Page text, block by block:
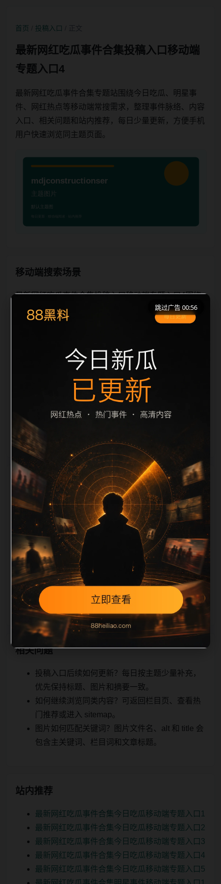
首页 投稿入口
最新网红吃瓜事件合集投稿入口移动端
专题入口4
最新网红吃瓜事件合集专题站围绕今日吃瓜、明星事
件、网红热点等移动端常搜需求，整理事件脉络、内容
入口、相关问题和站内推荐，每日少量更新，方便手机
用户快速浏览同主题页面。
移动端搜索场景
最新网红吃瓜事件合集投稿入口移动端专题入口4围绕
最新网红吃瓜事件合集和投稿入口展开，适合移动端用
户在短时间内理解页面主题、入口路径和延伸阅读方
片说明一致，减少无关词堆砌，避免同一批页面出现高
度重复。从搜索体验看，用户通常先看标题是否明确，
再看摘要是否说明更新范围，随后通过栏目入口继续浏
览同类内容。因此本页保留面包屑、同类推荐、热门推
荐、上一篇下一篇和 sitemap 入口，让重要页面点击深
度控制在三次以内。后续更新会围绕投稿入口持续补充
新内容，每次新增保持少量、稳定、
栏目内容归集
相关，图片文件名和 alt/title 也跟随主关键词、栏目词
和文章标题生成。如果采集内容缺少图片，将使用同主
题默认图兜底；如果标题过短、描述为空、正文摘要不
足或关键词连续重复，则不进入发布队列。本页还加入
常见问题和站内推荐，帮助用户从一个入口跳转到同类
页面、专题合集和热榜内容，提升停留时间和页面可抓
取性。第4条内容作为初始建设页，重点承担栏目深度
补齐、内链结构完善和后续采集归类的承接作用。
相关问题
投稿入口后续如何更新？每日按主题少量补充，
优先保持标题、图片和摘要一致。
如何继续浏览同类内容？可返回栏目页、查看热
门推荐或进入 sitemap。
图片如何匹配关键词？图片文件名、alt 和 title 会
包含主关键词、栏目词和文章标题。
站内推荐
最新网红吃瓜事件合集今日吃瓜移动端专题入口1
最新网红吃瓜事件合集今日吃瓜移动端专题入口2
最新网红吃瓜事件合集今日吃瓜移动端专题入口3
最新网红吃瓜事件合集今日吃瓜移动端专题入口4
最新网红吃瓜事件合集今日吃瓜移动端专题入口5
跳过广告 00:56